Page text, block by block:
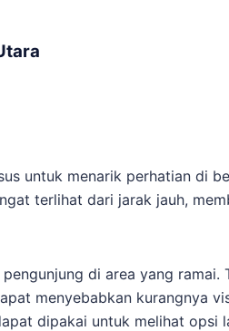
untuk menarik perhatian di
terlihat dari jarak jauh,
di area yang
menyebabkan kurangnya
dipakai untuk melihat opsi